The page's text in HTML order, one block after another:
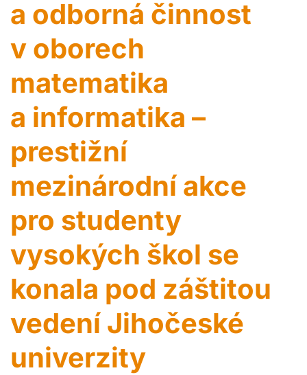
a odborná činnost
v oborech
matematika
a informatika –
prestižní
mezinárodní akce
pro studenty
vysokých škol se
konala pod záštitou
vedení Jihočeské
univerzity